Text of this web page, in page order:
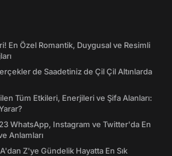
En Özel Romantik, Duygusal ve Resimli
de Saadetiniz de Çil Çil Altınlarda
Tüm Etkileri, Enerjileri ve Şifa Alanları:
WhatsApp, Instagram ve Twitter'da En
Anlamları
Z'ye Gündelik Hayatta En Sık